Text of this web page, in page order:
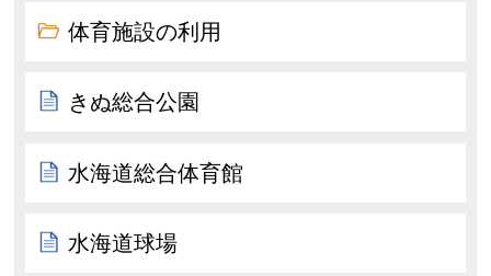
体育施設の利用
きぬ総合公園
水海道総合体育館
水海道球場